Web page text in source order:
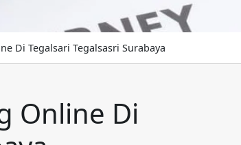
Di Tegalsari Tegalsasri Surabaya
Online Di